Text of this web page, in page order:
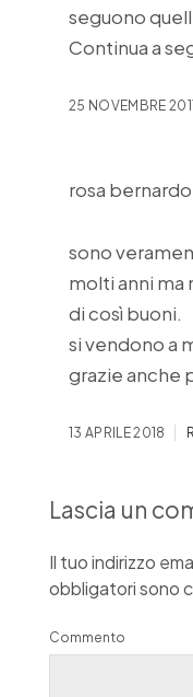
seguono
Continua a
25 NOVEMBRE 2011
rosa bernardo
sono
molti anni ma
di così buoni.
si vendono a
grazie anche
13 APRILE 2018
Lascia un
Il tuo indirizzo
obbligatori sono
Commento